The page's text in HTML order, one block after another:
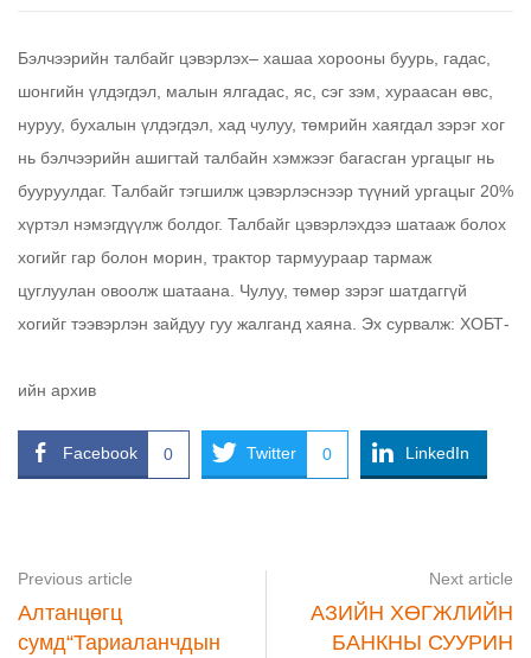
Бэлчээрийн талбайг цэвэрлэх– хашаа хорооны буурь, гадас,
шонгийн үлдэгдэл, малын ялгадас, яс, сэг зэм, хураасан өвс,
нуруу, бухалын үлдэгдэл, хад чулуу, төмрийн хаягдал зэрэг хог
нь бэлчээрийн ашигтай талбайн хэмжээг багасган ургацыг нь
бууруулдаг. Талбайг тэгшилж цэвэрлэснээр түүний ургацыг 20%
хүртэл нэмэгдүүлж болдог. Талбайг цэвэрлэхдээ шатааж болох
хогийг гар болон морин, трактор тармуураар тармаж
цуглуулан овоолж шатаана. Чулуу, төмөр зэрэг шатдаггүй
хогийг тээвэрлэн зайдуу гуу жалганд хаяна. Эх сурвалж: ХОБТ-
ийн архив
Facebook 0 Twitter 0 LinkedIn
Previous article
Алтанцөгц
сумд“Тариаланчдын
Next article
АЗИЙН ХӨГЖЛИЙН
БАНКНЫ СУУРИН